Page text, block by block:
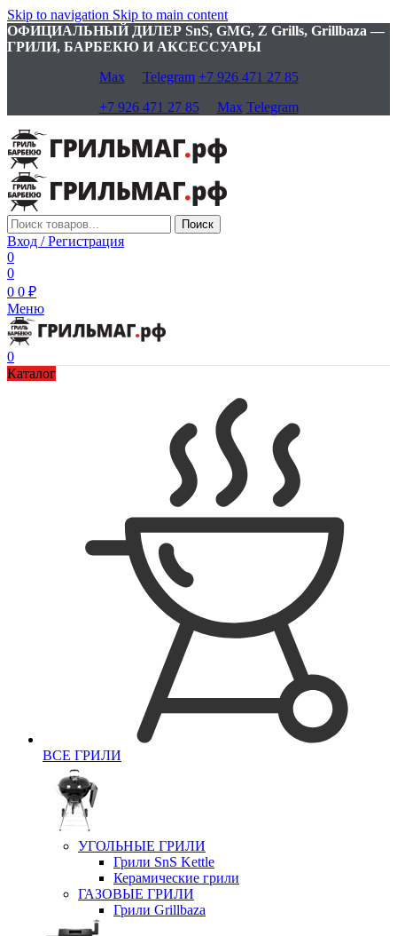
Skip to navigation Skip to main content
ОФИЦИАЛЬНЫЙ ДИЛЕР SnS, GMG, Z Grills, Grillbaza —
ГРИЛИ, БАРБЕКЮ И АКСЕССУАРЫ
Max
Telegram +7 926 471 27 85
+7 926 471 27 85
Max Telegram
Поиск
Вход / Регистрация
0
0
0 0 ₽
Меню
0
Каталог
ВСЕ ГРИЛИ
УГОЛЬНЫЕ ГРИЛИ
Грили SnS Kettle
Керамические грили
ГАЗОВЫЕ ГРИЛИ
Грили Grillbaza